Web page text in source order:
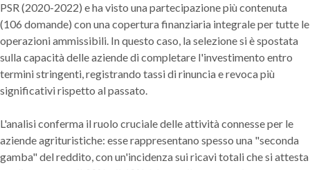
PSR (2020-2022) e ha visto una partecipazione più contenuta
(106 domande) con una copertura finanziaria integrale per tutte le
operazioni ammissibili. In questo caso, la selezione si è spostata
sulla capacità delle aziende di completare l'investimento entro
termini stringenti, registrando tassi di rinuncia e revoca più
significativi rispetto al passato.
L'analisi conferma il ruolo cruciale delle attività connesse per le
aziende agrituristiche: esse rappresentano spesso una "seconda
gamba" del reddito, con un'incidenza sui ricavi totali che si attesta